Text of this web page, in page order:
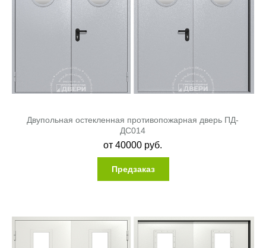
Двупольная остекленная противопожарная дверь ПД-
ДC014
от40000 руб.
Предзаказ